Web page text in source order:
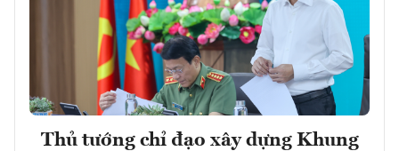
Thủ tướng chỉ đạo xây dựng Khung